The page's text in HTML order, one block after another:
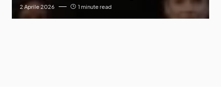
2 Aprile 2026 1 minute read